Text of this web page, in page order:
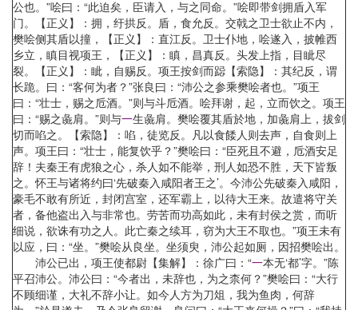
公也。”哙曰：“此迫矣，臣请入，与之同命。”哙即带剑拥盾入军
门。【正义】：拥，纡拱反。盾，食允反。交戟之卫士欲止不内，
樊哙侧其盾以撞，【正义】：直江反。卫士仆地，哙遂入，披帷西
乡立，瞋目视项王，【正义】：瞋，昌真反。头发上指，目眦尽
裂。【正义】：眦，自赐反。项王按剑而跽【索隐】：其纪反，谓
长跪。曰：“客何为者？”张良曰：“沛公之参乘樊哙者也。”项王
曰：“壮士，赐之卮酒。”则与斗卮酒。哙拜谢，起，立而饮之。项王
曰：“赐之彘肩。”则与一生彘肩。樊哙覆其盾於地，加彘肩上，拔剑
切而啗之。【索隐】：啗，徒览反。凡以食餧人则去声，自食则上
声。项王曰：“壮士，能复饮乎？”樊哙曰：“臣死且不避，卮酒安足
辞！夫秦王有虎狼之心，杀人如不能举，刑人如恐不胜，天下皆叛
之。怀王与诸将约曰‘先破秦入咸阳者王之’。今沛公先破秦入咸阳，
豪毛不敢有所近，封闭宫室，还军霸上，以待大王来。故遣将守关
者，备他盗出入与非常也。劳苦而功高如此，未有封侯之赏，而听
细说，欲诛有功之人。此亡秦之续耳，窃为大王不取也。”项王未有
以应，曰：“坐。”樊哙从良坐。坐须臾，沛公起如厕，因招樊哙出。
沛公已出，项王使都尉【集解】：徐广曰：“一本无‘都’字。”陈
平召沛公。沛公曰：“今者出，未辞也，为之柰何？”樊哙曰：“大行
不顾细谨，大礼不辞小让。如今人方为刀俎，我为鱼肉，何辞